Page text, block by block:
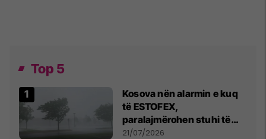
Top 5
Kosova nën alarmin e kuq
të ESTOFEX,
paralajmërohen stuhi të
fuqishme me breshër dhe
21/07/2026